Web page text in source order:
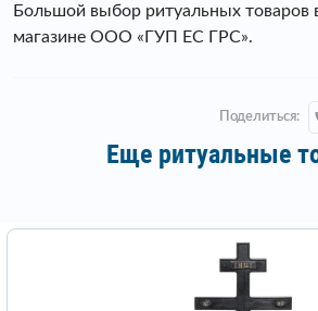
Большой выбор ритуальных товаров
магазине ООО «ГУП ЕС ГРС».
Поделиться:
Еще ритуальные